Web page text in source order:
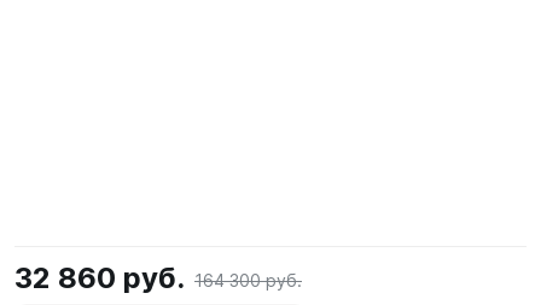
32 860 руб. 164 300 руб.